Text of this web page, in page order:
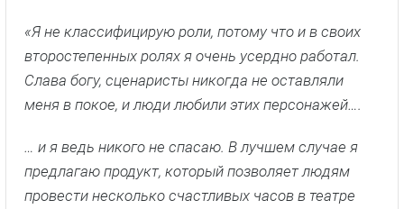
«Я не классифицирую роли, потому что и в своих
второстепенных ролях я очень усердно работал.
Слава богу, сценаристы никогда не оставляли
меня в покое, и люди любили этих персонажей….
… и я ведь никого не спасаю. В лучшем случае я
предлагаю продукт, который позволяет людям
провести несколько счастливых часов в театре